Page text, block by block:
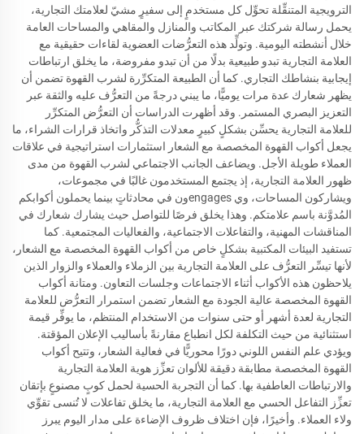
الترويجية المتنقِّلة تحوِّل كل مستخدمٍ إلى سفيرٍ مشيّ لعلامتك التجارية،
يحمل رسالة شركتك عبر المكاتب والمنازل والمقاهي والمساحات العامة
خلال أنشطته اليومية. وتولِّد هذه التعرُّضات العضوية لقاءات حقيقية مع
العلامة التجارية تبدو طبيعية بدلًا من أن تبدو مفروضة، ما يخلق ارتباطات
إيجابية بنشاطك التجاري. كما أن الطبيعة المتكرِّرة لشرب القهوة تضمن أن
يظهر شعارك عدة مرات يوميًّا، ما يبني درجةً من التعرُّف عليه والثقة عبر
التعزيز البصري المستمر. وقد أظهرت الدراسات أن التعرُّض المتكرِّر
للعلامة التجارية يحسِّن بشكلٍ كبيرٍ معدلات التذكُّر واتخاذ قرارات الشراء، ما
يجعل أكواب القهوة المخصصة مع الشعار استثمارات استراتيجية في علاقات
العملاء طويلة الأجل. ويضاعف الجانب الاجتماعي لشرب القهوة من مدى
ظهور العلامة التجارية، إذ يجتمع المستخدمون غالبًا في مجموعات،
ويشاركون المساحات، وي engagesون في محادثاتٍ بينما يحملون أكوابكم
المُدوَّنة باسم علامتكم. وهذا يخلق فرصًا للتواصل حيث يشارك شعارك في
المناقشات المهنية، والتفاعلات الاجتماعية، والفعاليات المجتمعية. كما
تستفيد البيئات المكتبية بشكلٍ خاص من أكواب القهوة المخصصة مع الشعار،
لأنها تيسِّر التعرُّف على العلامة التجارية بين الزملاء والعملاء والزوار الذين
يلاحظون هذه الأكواب أثناء الاجتماعات وجلسات التعاون. ومتانة أكواب
القهوة المخصصة عالية الجودة مع الشعار تضمن استمرار التعرُّض للعلامة
التجارية لعدة أشهر أو حتى سنوات من الاستخدام المنتظم، ما يوفِّر قيمة
استثنائية من حيث التكلفة لكل انطباع مقارنةً بأساليب الإعلان المؤقتة.
ويؤدي علم النفس اللوني دورًا محوريًّا في فعالية الشعار، وتتيح أكواب
القهوة المخصصة مطابقة دقيقة للألوان تعزِّز هوية العلامة التجارية
والارتباطات العاطفية بها. كما أن التجربة الحسية لحمل كوبٍ مصنوعٍ بإتقان
تعزِّز التفاعل الحسي مع العلامة التجارية، ما يخلق تفاعلات لا تُنسى تقوِّي
ولاء العملاء. وأخيرًا، فإن اختلاف ظروف الإضاءة على مدار اليوم يبرز